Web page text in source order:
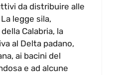
da distribuire alle
legge sila,
Calabria, la
al Delta padano,
ai bacini del
e ad alcune